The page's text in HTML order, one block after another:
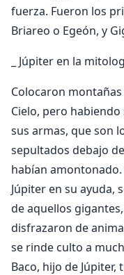
fuerza. Fueron los
Briareo o Egeón, y
_ Júpiter en la
Colocaron
Cielo, pero
sus armas, que son
sepultados debajo
habían
Júpiter en su ayuda,
de aquellos
disfrazaron de
se rinde culto a
Baco, hijo de